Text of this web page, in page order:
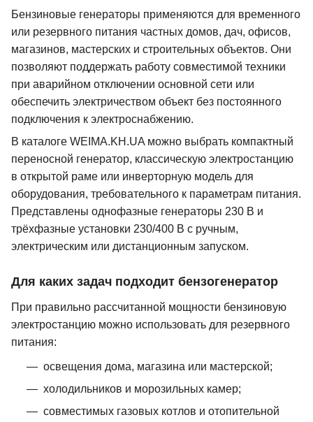
Бензиновые генераторы применяются для временного
или резервного питания частных домов, дач, офисов,
магазинов, мастерских и строительных объектов. Они
позволяют поддержать работу совместимой техники
при аварийном отключении основной сети или
обеспечить электричеством объект без постоянного
подключения к электроснабжению.
В каталоге WEIMA.KH.UA можно выбрать компактный
переносной генератор, классическую электростанцию
в открытой раме или инверторную модель для
оборудования, требовательного к параметрам питания.
Представлены однофазные генераторы 230 В и
трёхфазные установки 230/400 В с ручным,
электрическим или дистанционным запуском.
Для каких задач подходит бензогенератор
При правильно рассчитанной мощности бензиновую
электростанцию можно использовать для резервного
питания:
освещения дома, магазина или мастерской;
холодильников и морозильных камер;
совместимых газовых котлов и отопительной